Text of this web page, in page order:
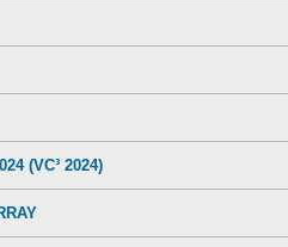
(VC³ 2024)